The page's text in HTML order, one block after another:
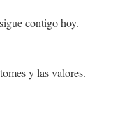
contigo hoy.
y las valores.